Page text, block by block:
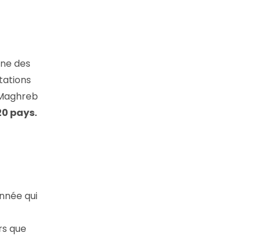
des
pays.
qui
que